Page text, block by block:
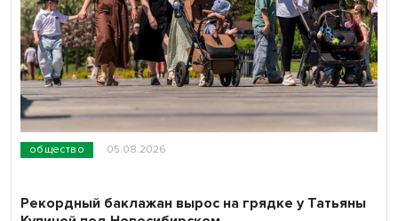
общество 05.08.2026
Рекордный баклажан вырос на грядке у Татьяны